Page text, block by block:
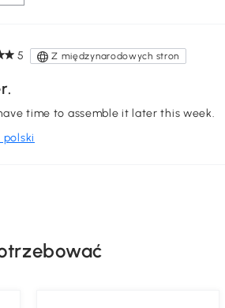
5 Z międzynarodowych stron
in the box. Hope I have time to assemble it later this week.
polski